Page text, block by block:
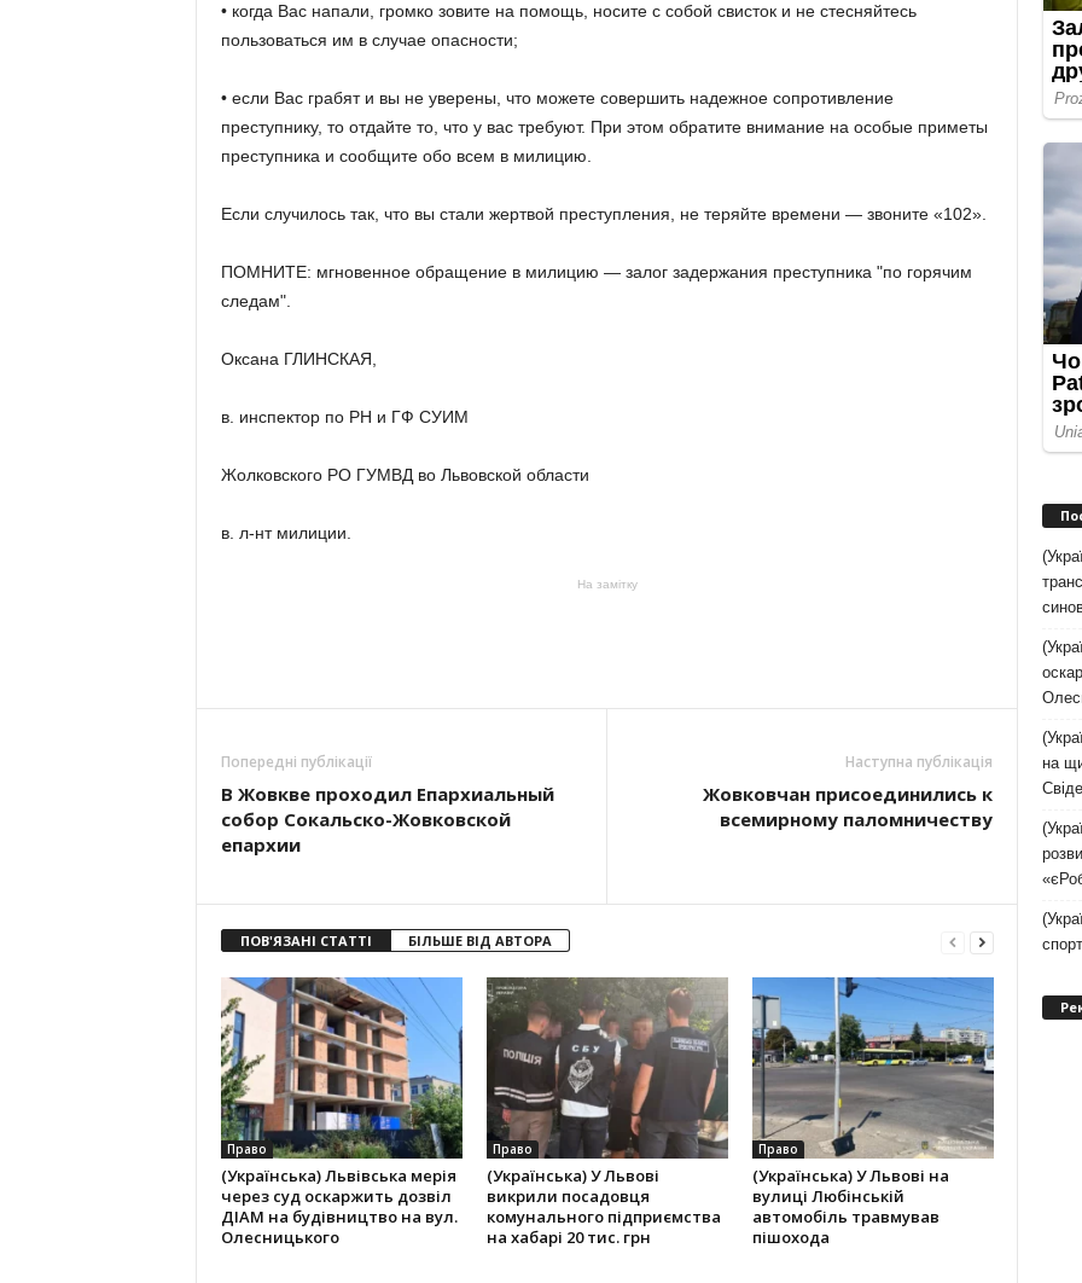
• когда Вас напали, громко зовите на помощь, носите с собой свисток и не стесняйтесь
пользоваться им в случае опасности;
• если Вас грабят и вы не уверены, что можете совершить надежное сопротивление
преступнику, то отдайте то, что у вас требуют. При этом обратите внимание на особые приметы
преступника и сообщите обо всем в милицию.
Если случилось так, что вы стали жертвой преступления, не теряйте времени — звоните «102».
ПОМНИТЕ: мгновенное обращение в милицию — залог задержания преступника "по горячим
следам".
Оксана ГЛИНСКАЯ,
в. инспектор по РН и ГФ СУИМ
Жолковского РО ГУМВД во Львовской области
в. л-нт милиции.
На замітку
Попередні публікації
В Жовкве проходил Епархиальный
собор Сокальско-Жовковской
епархии
Наступна публікація
Жовковчан присоединились к
всемирному паломничеству
ПОВ'ЯЗАНІ СТАТТІ БІЛЬШЕ ВІД АВТОРА
Право
(Українська) Львівська мерія
через суд оскаржить дозвіл
ДІАМ на будівництво на вул.
Олесницького
Право
(Українська) У Львові
викрили посадовця
комунального підприємства
на хабарі 20 тис. грн
Право
(Українська) У Львові на
вулиці Любінській
автомобіль травмував
пішохода
на